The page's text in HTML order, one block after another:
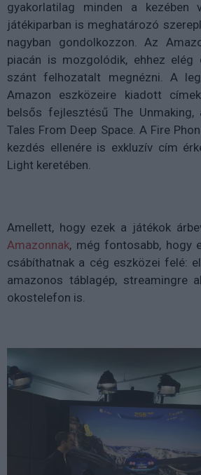
gyakorlatilag minden a kezében
játékiparban is meghatározó
nagyban gondolkozzon. Az
piacán is mozgolódik, ehhez
szánt felhozatalt megnézni. A
Amazon eszközeire kiadott
belsős fejlesztésű The
Tales From Deep Space. A Fire
kezdés ellenére is exkluzív cím
Light keretében.
Amellett, hogy ezek a játékok
Amazonnak, még fontosabb, hogy
csábíthatnak a cég eszközei felé:
amazonos táblagép, streamingre
okostelefon is.